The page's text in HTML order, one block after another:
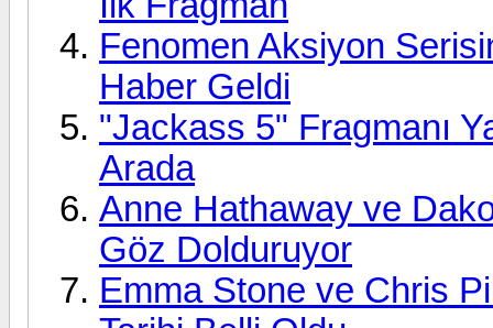
Fenomen Aksiyon
Haber Geldi
"Jackass 5" Fragmanı
Arada
Anne Hathaway ve
Göz Dolduruyor
Emma Stone ve Chris